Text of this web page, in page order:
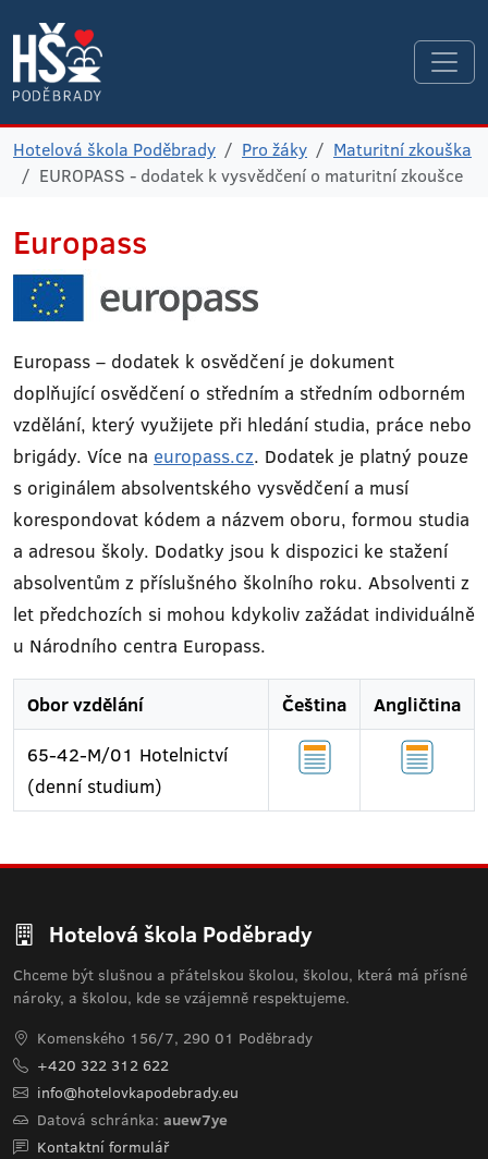
Hotelová škola Poděbrady Pro žáky
Maturitní zkouška
EUROPASS - dodatek k vysvědčení o maturitní zkoušce
Europass
Europass – dodatek k osvědčení je dokument
doplňující osvědčení o středním a středním odborném
vzdělání, který využijete při hledání studia, práce nebo
brigády. Více na europass.cz. Dodatek je platný pouze
s originálem absolventského vysvědčení a musí
korespondovat kódem a názvem oboru, formou studia
a adresou školy. Dodatky jsou k dispozici ke stažení
absolventům z příslušného školního roku. Absolventi z
let předchozích si mohou kdykoliv zažádat individuálně
u Národního centra Europass.
Obor vzdělání Čeština
Angličtina
65-42-M/01 Hotelnictví
(denní studium)
Hotelová škola Poděbrady
Chceme být slušnou a přátelskou školou, školou, která má přísné
nároky, a školou, kde se vzájemně respektujeme.
Komenského 156/7, 290 01 Poděbrady
+420 322 312 622
info@hotelovkapodebrady.eu
Datová schránka: auew7ye
Kontaktní formulář